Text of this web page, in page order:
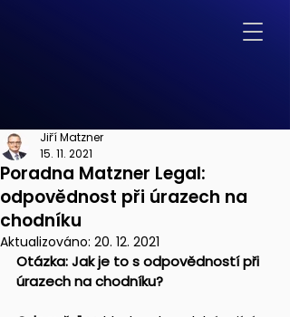
Poradna Matzner Legal:
odpovědnost při úrazech na
chodníku
Jiří Matzner
15. 11. 2021
Aktualizováno: 20. 12. 2021
Otázka: Jak je to s odpovědností při
úrazech na chodníku?